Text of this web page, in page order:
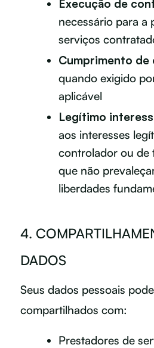
Execução de
necessário para a
serviços
Cumprimento de
quando exigido
aplicável
Legítimo
aos interesses
controlador ou de
que não
liberdades
4.
DADOS
Seus dados pessoais
compartilhados com:
Prestadores de